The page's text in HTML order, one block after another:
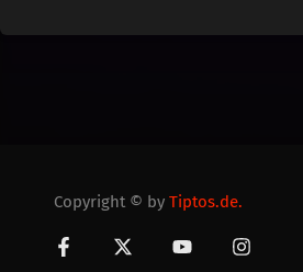
Copyright © by Tiptos.de.